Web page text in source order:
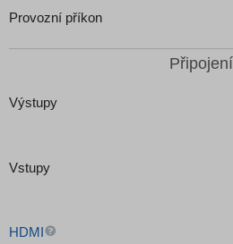
Provozní příkon
Připojení
Výstupy
Vstupy
HDMI